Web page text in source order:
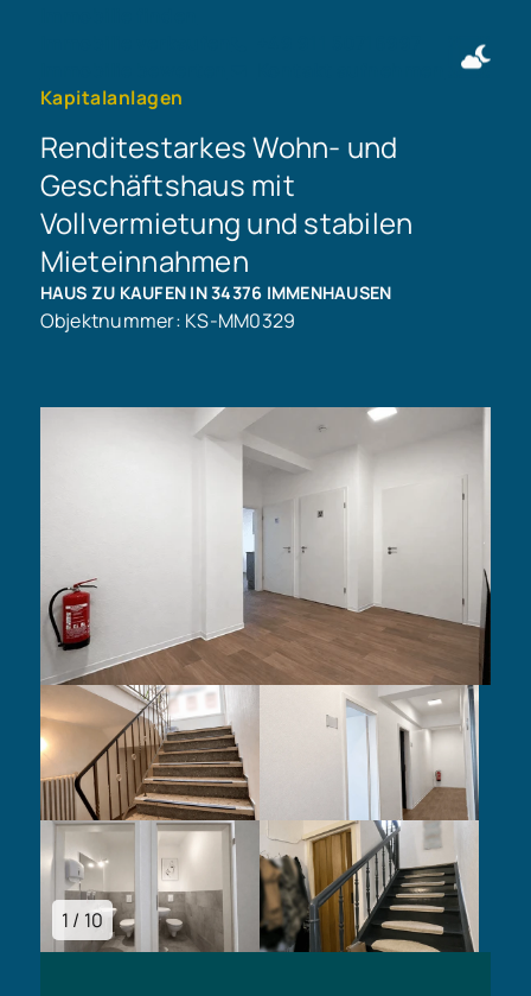
Kapitalanlagen
Renditestarkes Wohn- und
Geschäftshaus mit
Vollvermietung und stabilen
Mieteinnahmen
HAUS ZU KAUFEN IN 34376 IMMENHAUSEN
Objektnummer: KS-MM0329
1 / 10